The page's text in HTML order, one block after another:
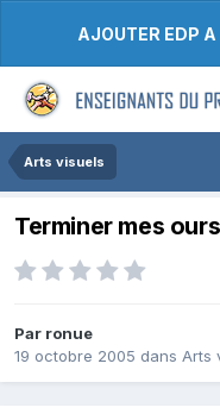
AJOUTER EDP
Arts visuels
Terminer mes
Par ronue
19 octobre 2005 dans Arts